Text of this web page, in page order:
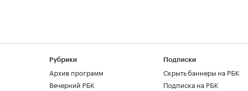
Рубрики
Архив программ
Вечерний РБК
Подписки
Скрыть баннеры на РБК
Подписка на РБК